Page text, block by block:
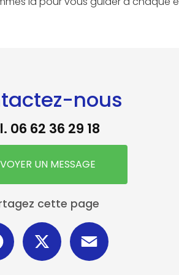
nous
06 62 36 29 18
UN MESSAGE
cette page
Facebook